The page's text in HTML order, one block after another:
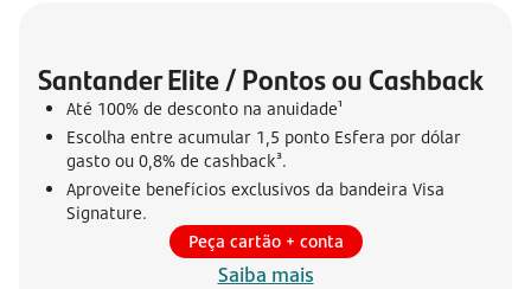
Santander Elite / Pontos ou Cashback
Até 100% de desconto na anuidade¹
Escolha entre acumular 1,5 ponto Esfera por dólar
gasto ou 0,8% de cashback³.
Aproveite benefícios exclusivos da bandeira Visa
Signature.
Peça cartão + conta
Saiba mais